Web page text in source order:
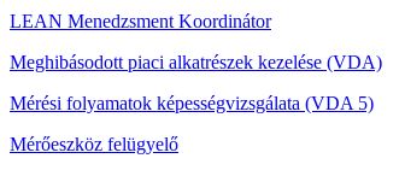
LEAN Menedzsment Koordinátor
Meghibásodott piaci alkatrészek kezelése (VDA)
Mérési folyamatok képességvizsgálata (VDA 5)
Mérőeszköz felügyelő